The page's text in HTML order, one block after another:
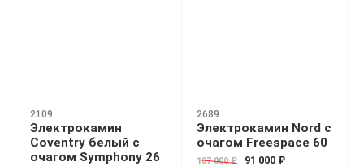
2109
Электрокамин
Coventry белый с
очагом Symphony 26
2689
Электрокамин Nord с
очагом Freespace 60
107 000 ₽ 91 000 ₽